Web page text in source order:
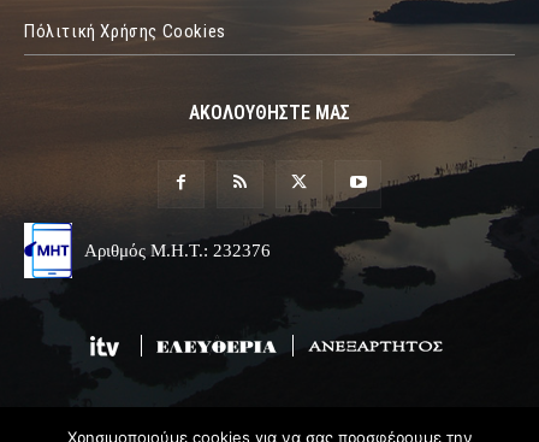
Πόλιτική Χρήσης Cookies
ΑΚΟΛΟΥΘΗΣΤΕ ΜΑΣ
Αριθμός Μ.Η.Τ.: 232376
Χρησιμοποιούμε cookies για να σας προσφέρουμε την